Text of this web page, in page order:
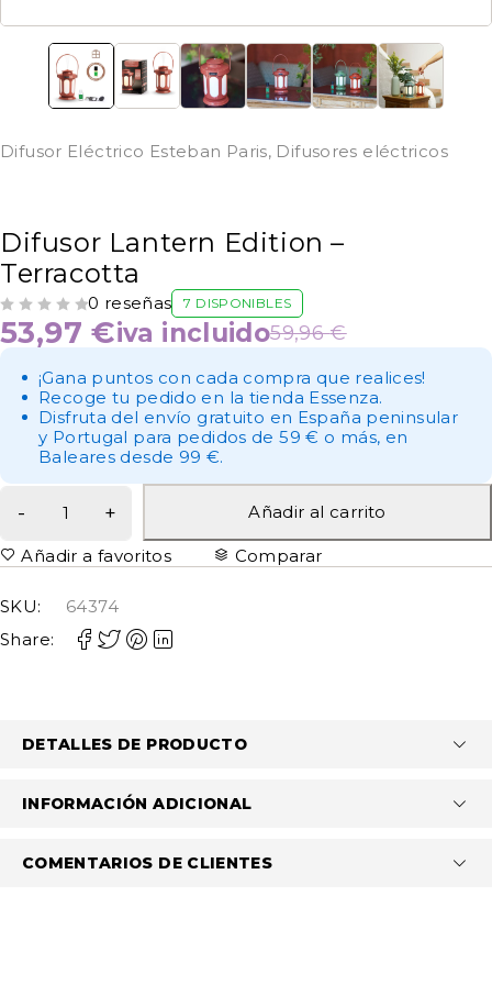
Difusor Eléctrico Esteban Paris, Difusores eléctricos
Difusor Lantern Edition –
Terracotta
0 reseñas 7 DISPONIBLES
59,96€
53,97€iva incluido
¡Gana puntos con cada compra que realices!
Recoge tu pedido en la tienda Essenza.
Disfruta del envío gratuito en España peninsular
y Portugal para pedidos de 59 € o más, en
Baleares desde 99 €.
Añadir al carrito
Añadir a favoritos Comparar
SKU:
64374
Share:
DETALLES DE PRODUCTO
INFORMACIÓN ADICIONAL
COMENTARIOS DE CLIENTES